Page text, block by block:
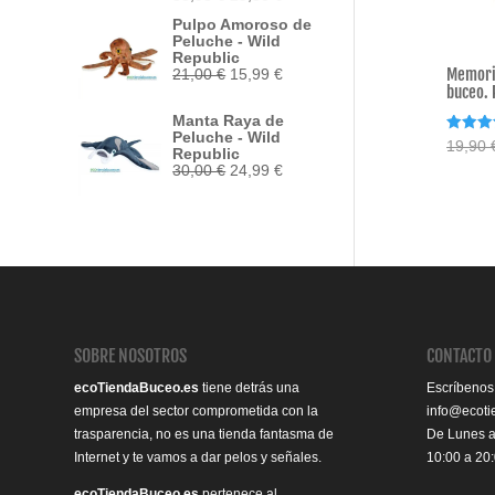
buceo.
con
19,90
original
era:
33,95 €.
actual
Pulpo Amoroso de
Peluche - Wild
Republic
21,00€ El
era:
21,00 €.
15,99€El
es:
Manta Raya de
Peluche - Wild
Republic
30,00€ El
24,99€El
SOBRE NOSOTROS
ecoTiendaBuceo.es tiene detrás una
empresa del sector comprometida con la
trasparencia, no es una tienda fantasma de
Internet y te vamos a dar pelos y señales.
CONTACTO
De Lunes
10:00 a